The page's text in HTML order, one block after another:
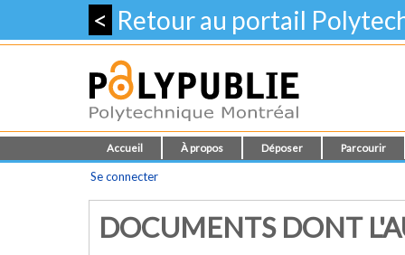
< Retour au portail
Accueil À propos Déposer Parcourir
Se connecter
DOCUMENTS DONT